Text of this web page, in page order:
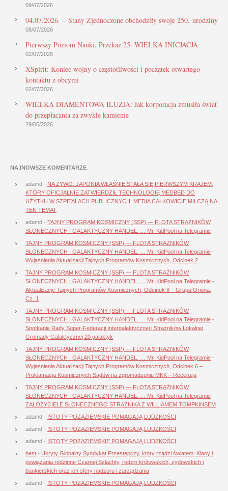
09/07/2026
04.07.2026. – Stany Zjednoczone obchodziły swoje 250. urodziny
08/07/2026
Pierwszy Poziom Nauki, Przekaz 25: WIELKA INICJACJA
02/07/2026
XSpirit: Koniec wojny o częstotliwości i początek otwartego
kontaktu z obcymi
02/07/2026
WIELKA DIAMENTOWA ILUZJA: Jak korporacja zmusiła świat
do przepłacania za zwykłe kamienie
29/06/2026
NAJNOWSZE KOMENTARZE
adamd - NA ŻYWO: JAPONIA WŁAŚNIE STAŁA SIĘ PIERWSZYM KRAJEM,
KTÓRY OFICJALNIE ZATWIERDZIŁ TECHNOLOGIĘ MEDBED DO
UŻYTKU W SZPITALACH PUBLICZNYCH. MEDIA CAŁKOWICIE MILCZĄ NA
TEN TEMAT
adamd - TAJNY PROGRAM KOSMICZNY (SSP) — FLOTA STRAŻNIKÓW
SŁONECZNYCH I GALAKTYCZNY HANDEL. … Mr. KidPool na Telegramie
TAJNY PROGRAM KOSMICZNY (SSP) — FLOTA STRAŻNIKÓW
SŁONECZNYCH I GALAKTYCZNY HANDEL. … Mr. KidPool na Telegramie -
Wyjaśnienia Aktualizacji Tajnych Programów Kosmicznych, Odcinek 2
TAJNY PROGRAM KOSMICZNY (SSP) — FLOTA STRAŻNIKÓW
SŁONECZNYCH I GALAKTYCZNY HANDEL. … Mr. KidPool na Telegramie -
Aktualizacje Tajnych Programów Kosmicznych, Odcinek 8 – Grupa Oriona,
Cz. 1
TAJNY PROGRAM KOSMICZNY (SSP) — FLOTA STRAŻNIKÓW
SŁONECZNYCH I GALAKTYCZNY HANDEL. … Mr. KidPool na Telegramie -
Spotkanie Rady Super-Federacji Intergalaktycznej i Strażników Lokalnej
Gromady Galaktycznej 20 galaktyk
TAJNY PROGRAM KOSMICZNY (SSP) — FLOTA STRAŻNIKÓW
SŁONECZNYCH I GALAKTYCZNY HANDEL. … Mr. KidPool na Telegramie -
Wyjaśnienia Aktualizacji Tajnych Programów Kosmicznych, Odcinek 6 –
Proklamacja Kosmicznych Sądów na zgromadzeniu MKK – Recenzja
TAJNY PROGRAM KOSMICZNY (SSP) — FLOTA STRAŻNIKÓW
SŁONECZNYCH I GALAKTYCZNY HANDEL. … Mr. KidPool na Telegramie -
ZAŁOŻYCIELE SŁONECZNEGO STRAŻNIKA Z WILLIAMEM TOMPKINSEM
adamd - ISTOTY POZAZIEMSKIE POMAGAJĄ LUDZKOŚCI
adamd - ISTOTY POZAZIEMSKIE POMAGAJĄ LUDZKOŚCI
adamd - ISTOTY POZAZIEMSKIE POMAGAJĄ LUDZKOŚCI
best - Ukryty Globalny Syndykat Przestępczy, który rządzi światem: Klany i
powiązania rodzinne Czarnej Szlachty, rodzin królewskich, żydowskich i
bankierskich oraz ich sfery nadzoru i zarządzania
adamd - ISTOTY POZAZIEMSKIE POMAGAJĄ LUDZKOŚCI